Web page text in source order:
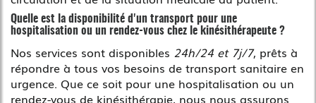
Quelle est la disponibilité d'un transport pour une
hospitalisation ou un rendez-vous chez le kinésithérapeute ?
Nos services sont disponibles 24h/24 et 7j/7, prêts à
répondre à tous vos besoins de transport sanitaire en
urgence. Que ce soit pour une hospitalisation ou un
rendez-vous de kinésithérapie, nous nous assurons